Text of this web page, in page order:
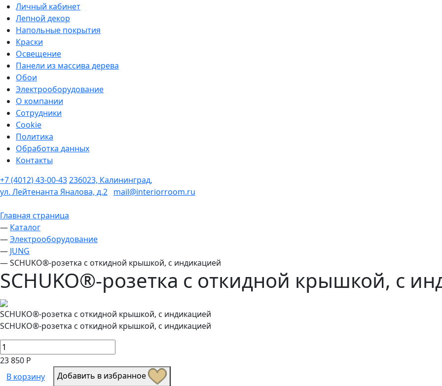
Личный кабинет
Лепной декор
Напольные покрытия
Краски
Освещение
Панели из массива дерева
Обои
Электрооборудование
О компании
Сотрудники
Cookie
Политика
Обработка данных
Контакты
+7 (4012) 43-00-43236023, Калининград,
ул. Лейтенанта Яналова, д.2 mail@interiorroom.ru
Главная страница
— Каталог
—Электрооборудование
— JUNG
—SCHUKO®-розетка с откидной крышкой, с индикацией
SCHUKO®-розетка с откидной крышкой, с
SCHUKO®-розетка с откидной крышкой, с индикацией
SCHUKO®-розетка с откидной крышкой, с индикацией
23 850 Р
В корзину
Добавить в избранное